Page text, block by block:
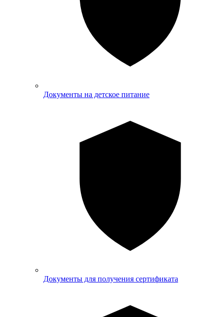
Документы на детское питание
Документы для получения сертификата